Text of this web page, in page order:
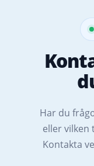
Har du
eller vilken
Kontakta